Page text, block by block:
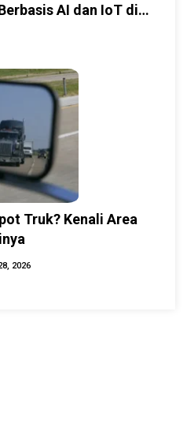
AI dan IoT di
Truk? Kenali Area
2026